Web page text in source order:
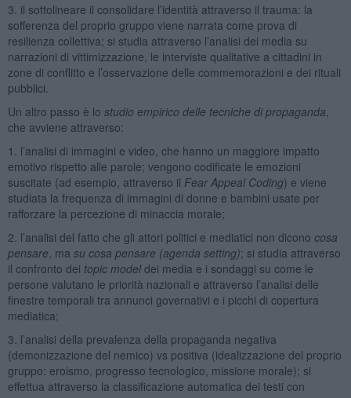
3. il sottolineare il consolidare l’identità attraverso il trauma: la
sofferenza del proprio gruppo viene narrata come prova di
resilienza collettiva; si studia attraverso l’analisi dei media su
narrazioni di vittimizzazione, le interviste qualitative a cittadini in
zone di conflitto e l’osservazione delle commemorazioni e dei rituali
pubblici.
Un altro passo è lo studio empirico delle tecniche di propaganda
che avviene attraverso:
1. l’analisi di immagini e video, che hanno un maggiore impatto
emotivo rispetto alle parole; vengono codificate le emozioni
suscitate (ad esempio, attraverso il Fear Appeal Coding) e viene
studiata la frequenza di immagini di donne e bambini usate per
rafforzare la percezione di minaccia morale;
2. l’analisi del fatto che gli attori politici e mediatici non dicono cosa
pensare , ma su cosa pensare (agenda setting); si studia attraverso
il confronto dei topic modeldei media e i sondaggi su come le
persone valutano le priorità nazionali e attraverso l’analisi delle
finestre temporali tra annunci governativi e i picchi di copertura
mediatica;
3. l’analisi della prevalenza della propaganda negativa
(demonizzazione del nemico) vs positiva (idealizzazione del proprio
gruppo: eroismo, progresso tecnologico, missione morale); si
effettua attraverso la classificazione automatica dei testi con